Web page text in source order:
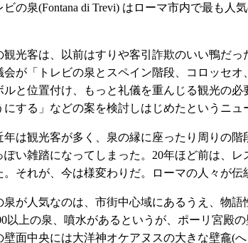
ビの泉(Fontana di Trevi) はローマ市内で最も
観光客は、以前はすりや客引詐欺のいい鴨だ
会が「トレビの泉とスペイン階段、コロッセ
ルと位置付け、もっと礼儀を重んじる観光の
にする」などの案を検討しはじめたというニュ
年は観光客が多く、泉の縁に座ったり周りの
ぽい雑踏になってしまった。20年ほど前は、
。それが、今は様変わりだ。ローマの人々が伝
泉が人気なのは、市街中心域にあるうえ、物
以上の泉、噴水があるというが、ポーリ宮殿
壁面中央には大洋神オケアヌスの大きな壁龕(